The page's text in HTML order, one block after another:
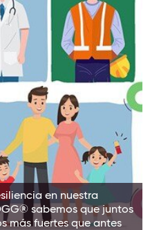
en nuestra
sabemos que juntos
más fuertes que antes
más difíciles, es
cuenta de la
tenemos para
que suceda y
generar más
y con las
nos rodean.